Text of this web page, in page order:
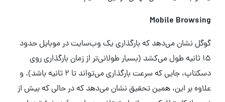
Mobile Browsing
گوگل نشان می‌دهد که بارگذاری یک وب‌سایت در موبایل حدود
۱۵ ثانیه طول می‌کشد (بسیار طولانی‌تر از زمان بارگذاری روی
دسکتاپ، جایی که سرعت بارگذاری می‌تواند تا ۲ ثانیه باشد). و
علاوه بر این، همین تحقیق نشان می‌دهد که در حالی که بیش از